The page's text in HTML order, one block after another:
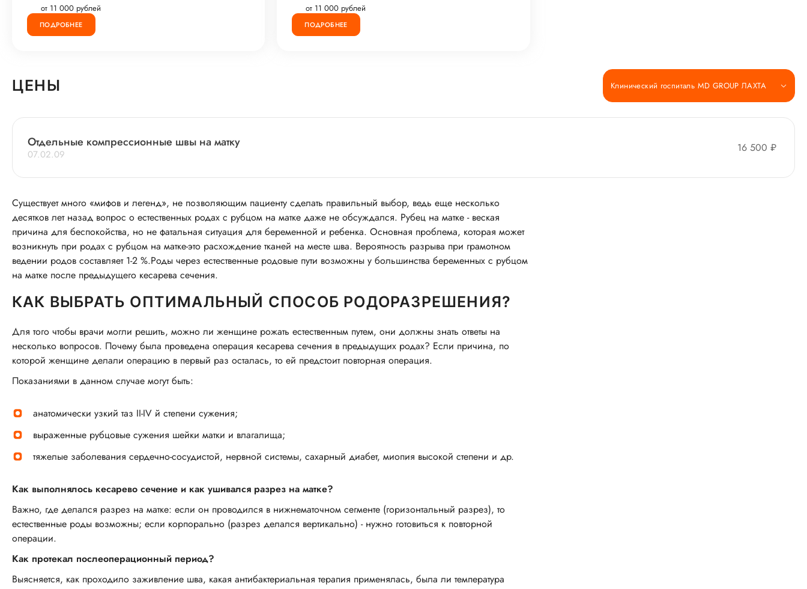
от 11 000 рублей
ПОДРОБНЕЕ
от 11 000 рублей
ПОДРОБНЕЕ
ЦЕНЫ Клинический госпиталь MD GROUP ЛАХТА
Отдельные компрессионные швы на матку
07.02.09
16 500 ₽
Существует много «мифов и легенд», не позволяющим пациенту сделать правильный выбор, ведь еще несколько
десятков лет назад вопрос о естественных родах с рубцом на матке даже не обсуждался. Рубец на матке - веская
причина для беспокойства, но не фатальная ситуация для беременной и ребенка. Основная проблема, которая может
возникнуть при родах с рубцом на матке-это расхождение тканей на месте шва. Вероятность разрыва при грамотном
ведении родов составляет 1-2 %.Роды через естественные родовые пути возможны у большинства беременных с рубцом
на матке после предыдущего кесарева сечения.
КАК ВЫБРАТЬ ОПТИМАЛЬНЫЙ СПОСОБ РОДОРАЗРЕШЕНИЯ?
Для того чтобы врачи могли решить, можно ли женщине рожать естественным путем, они должны знать ответы на
несколько вопросов. Почему была проведена операция кесарева сечения в предыдущих родах? Если причина, по
которой женщине делали операцию в первый раз осталась, то ей предстоит повторная операция.
Показаниями в данном случае могут быть:
анатомически узкий таз II-IV й степени сужения;
выраженные рубцовые сужения шейки матки и влагалища;
тяжелые заболевания сердечно-сосудистой, нервной системы, сахарный диабет, миопия высокой степени и др.
Как выполнялось кесарево сечение и как ушивался разрез на матке?
Важно, где делался разрез на матке: если он проводился в нижнематочном сегменте (горизонтальный разрез), то
естественные роды возможны; если корпорально (разрез делался вертикально) - нужно готовиться к повторной
операции.
Как протекал послеоперационный период?
Выясняется, как проходило заживление шва, какая антибактериальная терапия применялась, была ли температура